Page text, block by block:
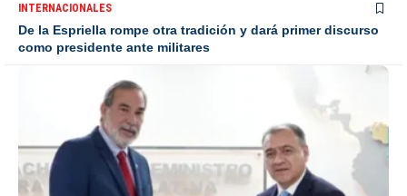
INTERNACIONALES
De la Espriella rompe otra tradición y dará primer discurso
como presidente ante militares